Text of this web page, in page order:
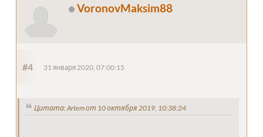
VoronovMaksim88
#4 31 января 2020, 07:00:15
Цитата: Artem от 10 октября 2019, 10:38:24